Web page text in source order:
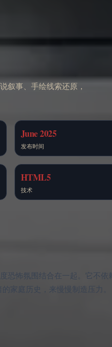
叙事、手绘线索还原，
June 2025
发布时间
HTML5
技术
恐怖氛围结合在一起。它不依
家庭历史，来慢慢制造压力。